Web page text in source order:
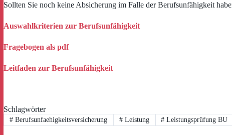
Sollten Sie noch keine Absicherung im Falle der Berufsunfähigkeit
Auswahlkriterien zur Berufsunfähigkeit
Fragebogen als pdf
Leitfaden zur Berufsunfähigkeit
Schlagwörter
#Berufsunfaehigkeitsversicherung #Leistung # Leistungsprüfung BU